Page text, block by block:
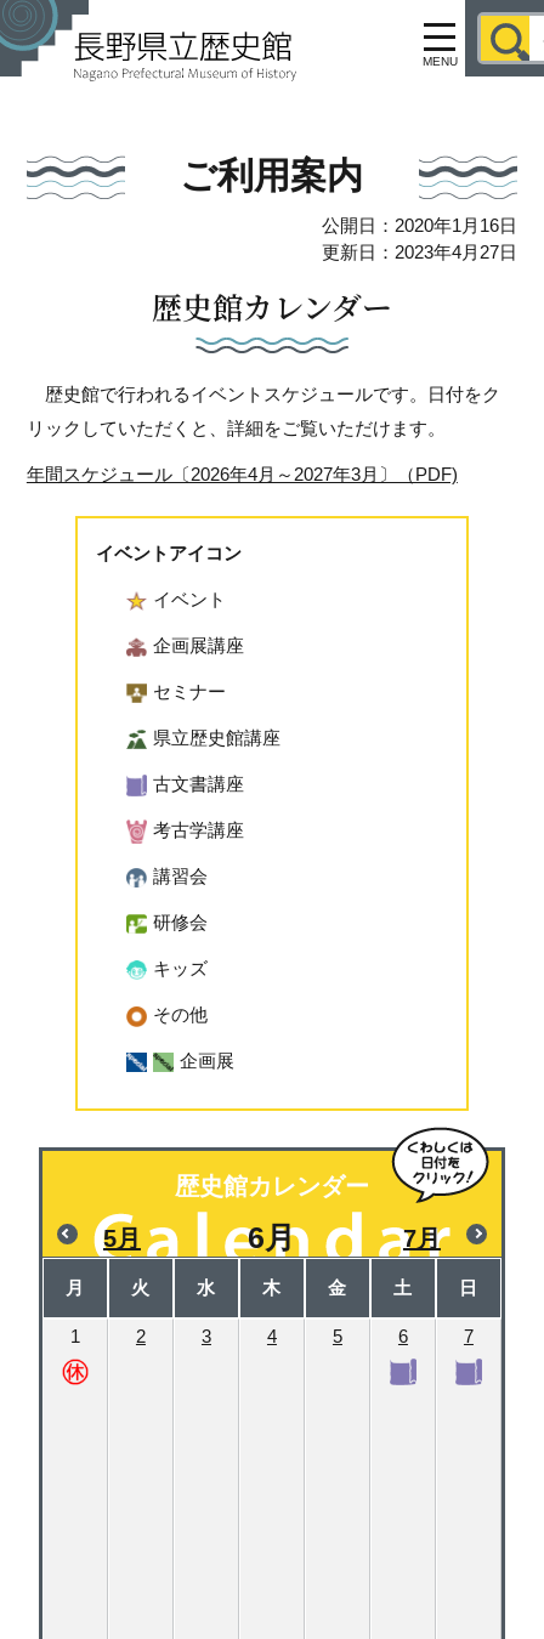
MENU
ご利用案内
公開日：2020年1月16日
更新日：2023年4月27日
歴史館カレンダー
歴史館で行われるイベントスケジュールです。日付をク
リックしていただくと、詳細をご覧いただけます。
年間スケジュール〔2026年4月～2027年3月〕（PDF)
イベントアイコン
イベント
企画展講座
セミナー
県立歴史館講座
古文書講座
考古学講座
講習会
研修会
キッズ
その他
企画展
歴史館カレンダー
5月
6月 7月
月 火 水 木 金 土 日
1 2 3 4 5 6 7